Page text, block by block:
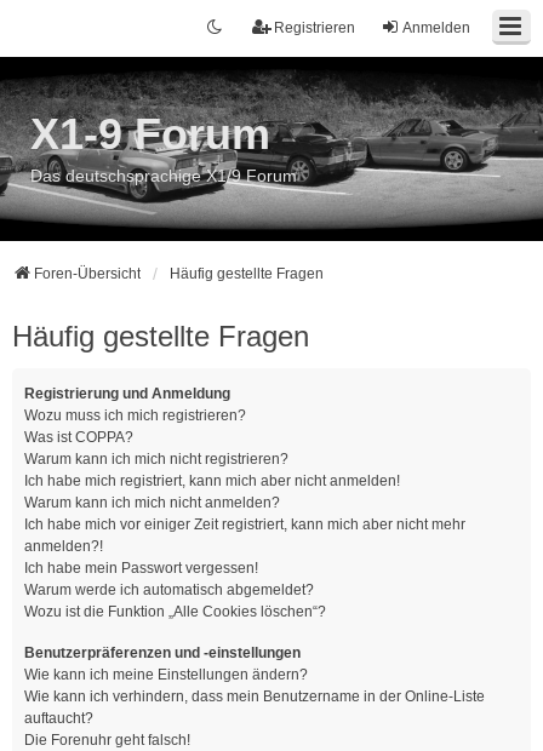
Anmelden
Registrieren
X1-9 Forum
Das deutschsprachige X1/9 Forum
Foren-Übersicht Häufig gestellte Fragen
Häufig gestellte Fragen
Registrierung und Anmeldung
Wozu muss ich mich registrieren?
Was ist COPPA?
Warum kann ich mich nicht registrieren?
Ich habe mich registriert, kann mich aber nicht anmelden!
Warum kann ich mich nicht anmelden?
Ich habe mich vor einiger Zeit registriert, kann mich aber nicht mehr
anmelden?!
Ich habe mein Passwort vergessen!
Warum werde ich automatisch abgemeldet?
Wozu ist die Funktion „Alle Cookies löschen“?
Benutzerpräferenzen und -einstellungen
Wie kann ich meine Einstellungen ändern?
Wie kann ich verhindern, dass mein Benutzername in der Online-Liste
auftaucht?
Die Forenuhr geht falsch!